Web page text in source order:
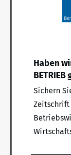
Haben
Sichern
Zeitschrift